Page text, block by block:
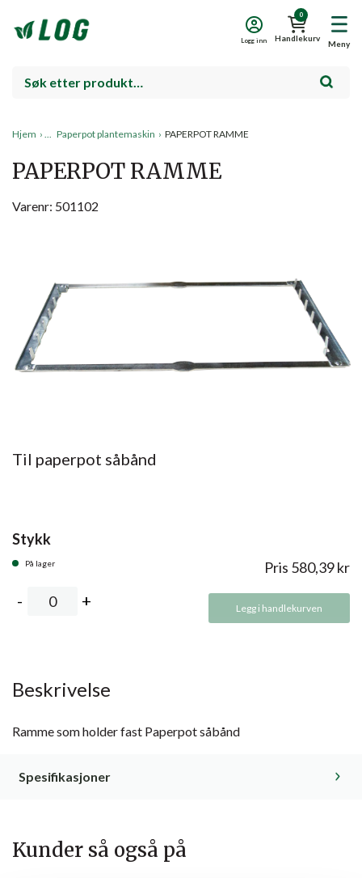
Meny
0
Handlekurv
Logg inn
Hjem › Paperpot plantemaskin › PAPERPOT RAMME
PAPERPOT RAMME
Varenr: 501102
Til paperpot såbånd
Stykk
På lager Pris 580,39kr
Legg i handlekurven
Beskrivelse
Ramme som holder fast Paperpot såbånd
Spesifikasjoner
Kunder så også på